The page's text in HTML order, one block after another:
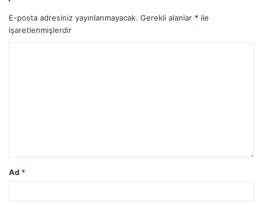
E-posta adresiniz yayınlanmayacak. Gerekli alanlar * ile
işaretlenmişlerdir
Ad *